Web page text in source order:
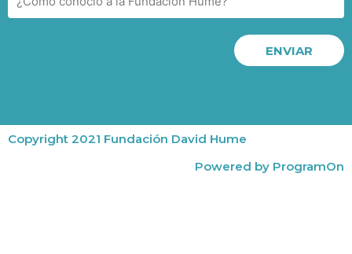
ENVIAR
Copyright 2021 Fundación David Hume
Powered by ProgramOn